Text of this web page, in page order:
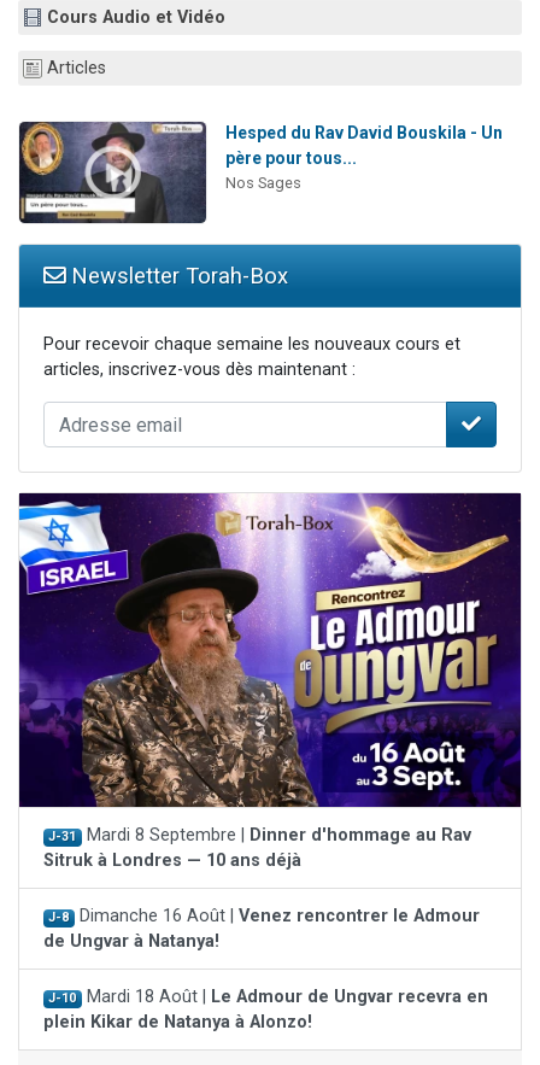
12 nouvelles musiques dans Torah-Box Music
Cours Audio et Vidéo
Articles
Hesped du Rav David Bouskila - Un
père pour tous...
Nos Sages
Newsletter Torah-Box
Pour recevoir chaque semaine les nouveaux cours et
articles, inscrivez-vous dès maintenant :
J-31 Mardi 8 Septembre | Dinner d'hommage au Rav
Sitruk à Londres — 10 ans déjà
J-8 Dimanche 16 Août | Venez rencontrer le Admour
de Ungvar à Natanya!
J-10 Mardi 18 Août | Le Admour de Ungvar recevra en
plein Kikar de Natanya à Alonzo!